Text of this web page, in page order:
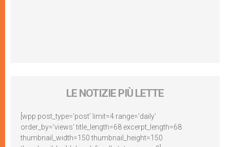
LE NOTIZIE PIÙ LETTE
[wpp post_type='post' limit=4 range='daily'
order_by='views' title_length=68 excerpt_length=68
thumbnail_width=150 thumbnail_height=150